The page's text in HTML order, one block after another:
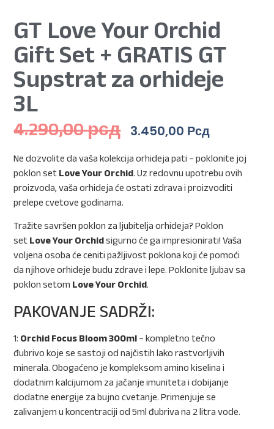
GT Love Your Orchid
Gift Set + GRATIS GT
Supstrat za orhideje
3L
4.290,00рсд 3.450,00 Рсд
Ne dozvolite da vaša kolekcija orhideja pati – poklonite joj
poklon set Love Your Orchid. Uz redovnu upotrebu ovih
proizvoda, vaša orhideja će ostati zdrava i proizvoditi
prelepe cvetove godinama.
Tražite savršen poklon za ljubitelja orhideja? Poklon
set Love Your Orchidsigurno će ga impresionirati! Vaša
voljena osoba će ceniti pažljivost poklona koji će pomoći
da njihove orhideje budu zdrave i lepe. Poklonite ljubav sa
poklon setom Love Your Orchid.
PAKOVANJE SADRŽI:
1: Orchid Focus Bloom 300ml – kompletno tečno
đubrivo koje se sastoji od najčistih lako rastvorljivih
minerala. Obogaćeno je kompleksom amino kiselina i
dodatnim kalcijumom za jačanje imuniteta i dobijanje
dodatne energije za bujno cvetanje. Primenjuje se
zalivanjem u koncentraciji od 5ml đubriva na 2 litra vode.